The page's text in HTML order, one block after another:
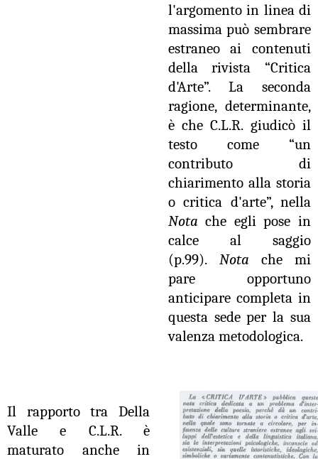
l'argomento in linea di
massima può sembrare
estraneo ai contenuti
della rivista “Critica
d'Arte”. La seconda
ragione, determinante,
è che C.L.R. giudicò il
testo come “un
contributo di
chiarimento alla storia
o critica d'arte”, nella
Nota che egli pose in
calce al saggio
(p.99). Nota che mi
pare opportuno
anticipare completa in
questa sede per la sua
valenza metodologica.
Il rapporto tra Della
Valle e C.L.R. è
maturato anche in